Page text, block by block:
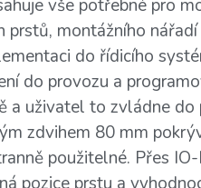
vše potřebné pro
prstů, montážního
do řídicího
do provozu a
a uživatel to zvládne
zdvihem 80 mm
použitelné. Přes